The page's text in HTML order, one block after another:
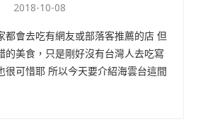
2018-10-08
都會去吃有網友或部落客推薦的店 但
的美食，只是剛好沒有台灣人去吃寫
很可惜耶 所以今天要介紹海雲台這間